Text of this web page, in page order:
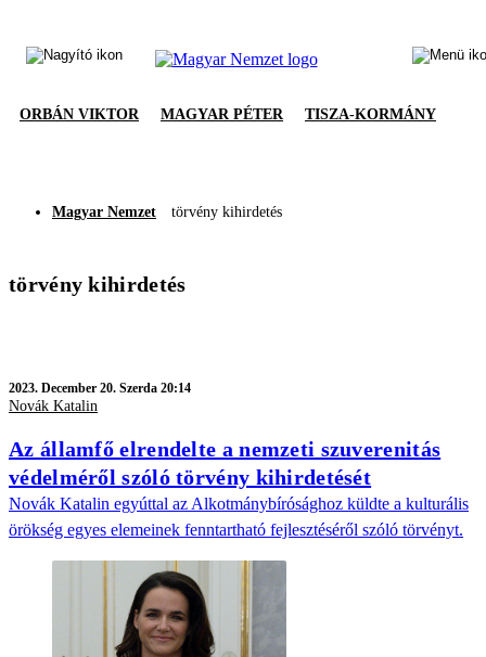
ORBÁN VIKTOR MAGYAR PÉTER TISZA-KORMÁNY
Magyar Nemzet törvény kihirdetés
törvény kihirdetés
2023. December 20. Szerda 20:14
Novák Katalin
Az államfő elrendelte a nemzeti szuverenitás
védelméről szóló törvény kihirdetését
Novák Katalin egyúttal az Alkotmánybírósághoz küldte a kulturális
örökség egyes elemeinek fenntartható fejlesztéséről szóló törvényt.